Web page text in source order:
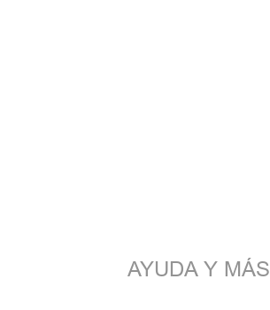
AYUDA Y MÁS